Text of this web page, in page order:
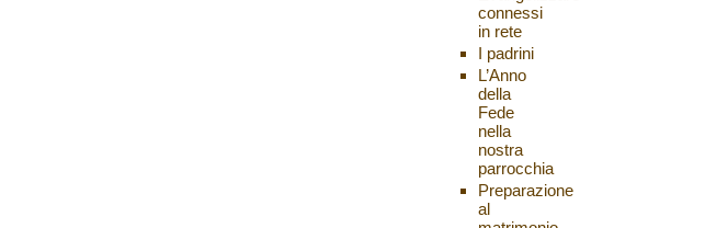
connessi
in rete
I padrini
L’Anno
della
Fede
nella
nostra
parrocchia
Preparazione
al